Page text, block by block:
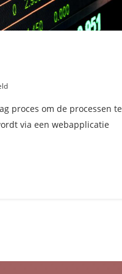
voor
proces om de processen te
via een webapplicatie